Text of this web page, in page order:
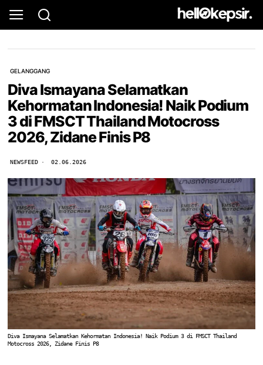
GELANGGANG
Diva Ismayana Selamatkan
Kehormatan Indonesia! Naik Podium
3 di FMSCT Thailand Motocross
2026, Zidane Finis P8
NEWSFEED 02.06.2026
Diva Ismayana Selamatkan Kehormatan Indonesia! Naik Podium 3 di FMSCT Thailand
Motocross 2026, Zidane Finis P8